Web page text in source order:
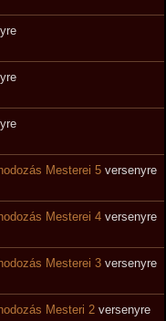
Mesterei 5 versenyre
Mesterei 4 versenyre
Mesterei 3 versenyre
Mesteri 2 versenyre